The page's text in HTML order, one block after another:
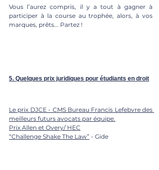
Vous l’aurez compris, il y a tout à gagner à
participer à la course au trophée, alors, à vos
marques, prêts... Partez !
5. Quelques prix juridiques pour étudiants en droit
Le prix DJCE - CMS Bureau Francis Lefebvre des
meilleurs futurs avocats par équipe.
Prix Allen et Overy/ HEC
“Challenge Shake The Law” - Gide